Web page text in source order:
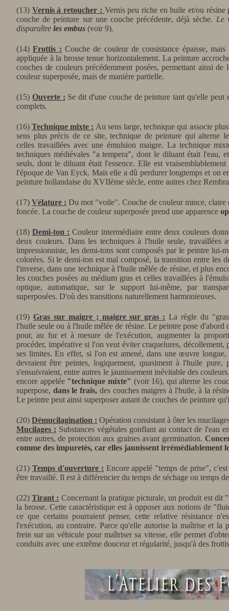
(13) Vernis à retoucher : Vernis peu riche en huile et/ou
couche de peinture sur une couche précédente, déjà sèche. Le
disparaître les embus (voir 9).
(14)Frottis : Couche de couleur de consistance épaisse,
appliquée à la brosse tenue horizontalement. La peinture
couches de couleurs précédemment posées, permettant ainsi
couleur superposée, mais de manière partielle.
(15) Ouverte : Se dit d'une couche de peinture tant qu'elle peut
complets.
(16)Technique mixte : Au sens large, technique qui associe
sens plus précis de ce site, technique de peinture qui alterne
celles travaillées avec une émulsion maigre. La technique
techniques médiévales "a tempera", dont le diluant était l'eau,
seuls, dont le diluant était l'essence. Elle est
l'époque de Van Eyck. Mais elle a dû perdurer longtemps et on
peinture hollandaise du XVIIème siècle, entre autres chez
(17) Vélature : Du mot "voile". Couche de couleur mince, claire
foncée. La couche de couleur superposée prend une apparence
(18)Demi-ton : Couleur intermédiaire entre deux couleurs
deux couleurs. Dans les techniques à l'huile seule, travaillées
impressionniste, les demi-tons sont composés par le peintre lui-
colorées. Si le demi-ton est mal composé, la transition entre les
l'inverse, dans une technique à l'huile mêlée de résine, et plus
les couches posées au médium gras et celles travaillées à
optique, automatique, sur le support lui-même, par
superposées. D'où des transitions naturellement harmonieuses.
(19) Gras sur maigre ; maigre sur gras : La règle du
l'huile seule ou à l'huile mêlée de résine. Le peintre pose
pour, au fur et à mesure de l'exécution, augmenter la
procéder, impérative si l'on veut éviter craquelures, décollement,
ses limites. En effet, si l'on est amené, dans une œuvre
devraient être peintes, logiquement, quasiment à l'huile pure,
s'ensuivraient, entre autres le jaunissement inévitable des
encore appelée "technique mixte" (voir 16), qui alterne les
superpose, dans le frais, des couches maigres à l'huile, à la
Le peintre peut ainsi superposer autant de couches de peinture
(20) Démucilagination : Opération consistant à ôter les
Mucilages : Substances végétales gonflant au contact de l'eau
entre autres, de protection aux graines avant germination.
comme des impuretés, car elles jaunissent irrémédiablement
(21) Temps d'ouverture : Encore appelé "temps de prise",
être travaillé. Il est à différencier du temps de séchage ou temps
(22)Tirant : Concernant la pratique picturale, un produit est dit
la brosse. Cette caractéristique est à opposer aux notions de
ce que certains pourraient penser, cette relative résistance
l'exécution, au contraire. Parce qu'elle autorise la maîtrise et la
frein sur un véhicule pour maîtriser sa vitesse, elle permet
conduits avec une extrême douceur et régularité, jusqu'à des